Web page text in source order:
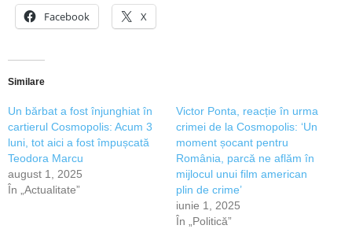
Facebook X
Similare
Un bărbat a fost înjunghiat în
cartierul Cosmopolis: Acum 3
luni, tot aici a fost împușcată
Teodora Marcu
august 1, 2025
În „Actualitate”
Victor Ponta, reacție în urma
crimei de la Cosmopolis: ‘Un
moment șocant pentru
România, parcă ne aflăm în
mijlocul unui film american
plin de crime’
iunie 1, 2025
În „Politică”